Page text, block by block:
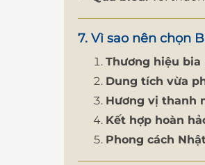
7. Vì sao nên chọn
Thương hiệu bia
Dung tích vừa
Hương vị thanh
Kết hợp hoàn
Phong cách